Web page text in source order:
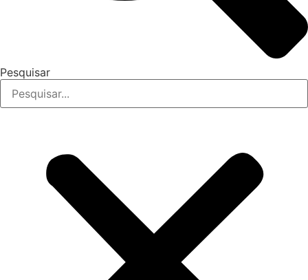
Pesquisar